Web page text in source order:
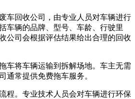
车回收公司，由专业人员对车辆进行
车辆的品牌、型号、车龄、行驶里
公司会根据评估结果给出合理的回收
车将车辆运输到拆解场地。车主无需
通常提供免费拖车服务。
程。专业技术人员会对车辆进行环保